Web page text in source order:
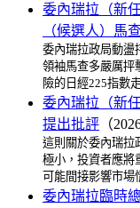
委內瑞拉（新
（候選人）馬
委內瑞拉政局動盪
領袖馬查多嚴厲抨
險的日經225指數
委內瑞拉（新
提出批評 （
這則關於委內瑞拉
極小，投資者應將
可能間接影響市場
委內瑞拉臨時